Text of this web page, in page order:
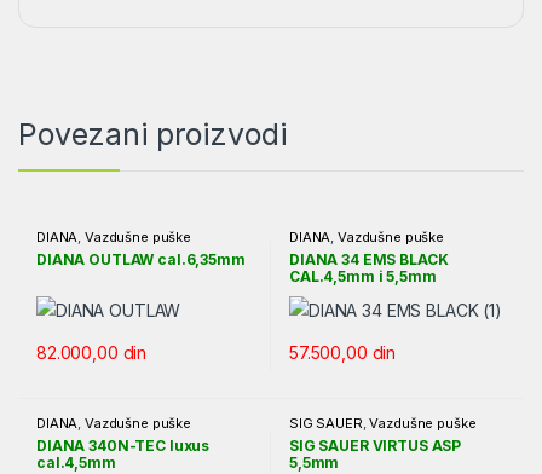
Povezani proizvodi
DIANA,Vazdušne puške
DIANA OUTLAW cal.6,35mm
82.000,00 din
DIANA,Vazdušne puške
DIANA 34 EMS BLACK
CAL.4,5mm i 5,5mm
57.500,00 din
DIANA,Vazdušne puške
DIANA 340N-TEC luxus
cal.4,5mm
SIG SAUER,Vazdušne puške
SIG SAUER VIRTUS ASP
5,5mm